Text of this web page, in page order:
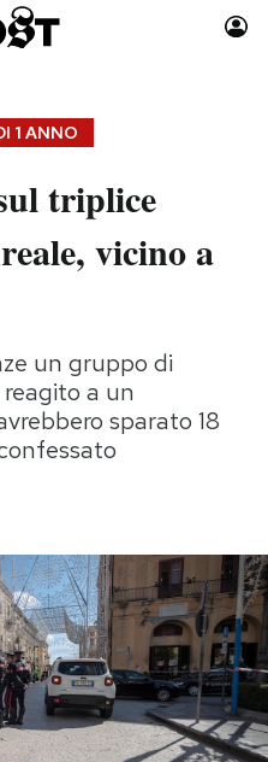
Moda
Consumismi
Media
Europa
Altrecose
1 ANNO
triplice
vicino a
un gruppo di
a un
sparato 18